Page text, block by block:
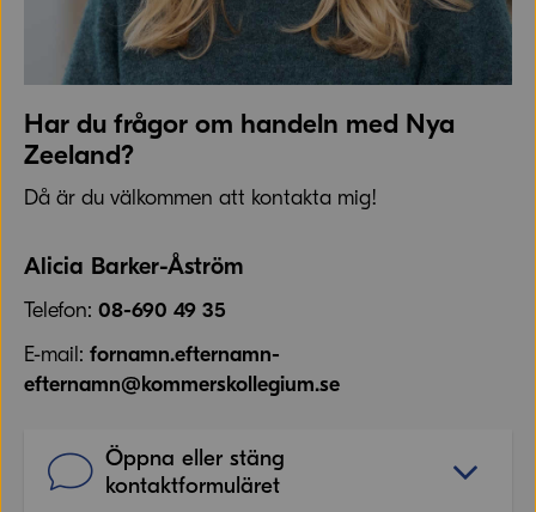
Har du frågor om handeln med Nya
Zeeland?
Då är du välkommen att kontakta mig!
Alicia Barker-Åström
Telefon: 08-690 49 35
E-mail: fornamn.efternamn-
efternamn@kommerskollegium.se
Öppna eller stäng
kontaktformuläret